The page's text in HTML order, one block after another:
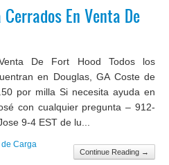
En Venta De
De Fort Hood Todos los
en Douglas, GA Coste de
por milla Si necesita ayuda en
con cualquier pregunta – 912-
9-4 EST de lu...
Continue Reading →
Carga